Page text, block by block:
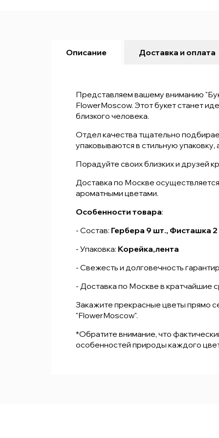
Описание Доставка и оплата
Представляем вашему вниманию
FlowerMoscow. Этот букет станет
близкого человека.
Отдел качества тщательно
упаковываются в стильную
Порадуйте своих близких и друзей
Доставка по Москве
ароматными цветами.
Особенности товара:
- Состав: Гербера 9 шт., Фисташка
- Упаковка: Корейка,лента
- Свежесть и долговечность
- Доставка по Москве в кратчайшие
Закажите прекрасные цветы прямо
"FlowerMoscow".
*Обратите внимание, что
особенностей природы каждого